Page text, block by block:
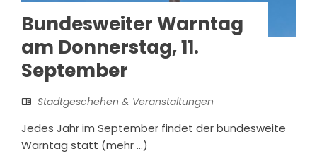
Bundesweiter Warntag
am Donnerstag, 11.
September
Stadtgeschehen & Veranstaltungen
Jedes Jahr im September findet der bundesweite
Warntag statt (mehr …)